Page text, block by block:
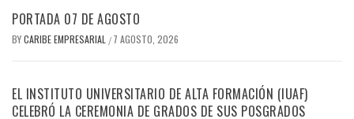
PORTADA 07 DE AGOSTO
BYCARIBE EMPRESARIAL / 7 AGOSTO, 2026
EL INSTITUTO UNIVERSITARIO DE ALTA FORMACIÓN (IUAF)
CELEBRÓ LA CEREMONIA DE GRADOS DE SUS POSGRADOS